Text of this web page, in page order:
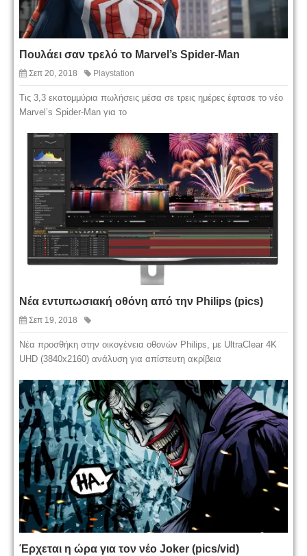
Πουλάει σαν τρελό το Marvel’s Spider-Man
Σεπ 20, 2018 Playstation
Τις 3,3 εκατομμύρια πωλήσεις μέσα σε τρεις ημέρες έφτασε το νέο
Marvel’s Spider-Man για το
Νέα εντυπωσιακή οθόνη από την Philips (pics)
Σεπ 19, 2018
Nέα προσθήκη στην οικογένεια οθονών Philips, με UltraClear 4K
UHD (3840x2160) ανάλυση για απίστευτη ακρίβεια
Έρχεται η ώρα για τον νέο Joker (pics/vid)